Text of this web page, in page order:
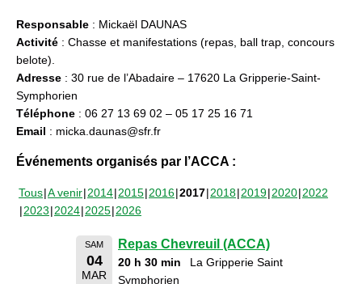
Responsable : Mickaël DAUNAS
Activité : Chasse et manifestations (repas, ball trap, concours
belote).
Adresse : 30 rue de l’Abadaire – 17620 La Gripperie-Saint-
Symphorien
Téléphone : 06 27 13 69 02 – 05 17 25 16 71
Email : micka.daunas@sfr.fr
Événements organisés par l’ACCA :
Tous A venir 2014 2015 2016 2017 2018 2019 2020 2022
2023 2024 2025 2026
SAM
04
MAR
Repas Chevreuil (ACCA)
20 h 30 min
La Gripperie Saint
Symphorien